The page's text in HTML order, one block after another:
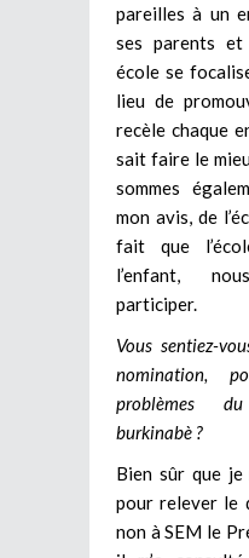
pareilles à un
ses parents et
école se
lieu de
recèle chaque
sait faire le
sommes
mon avis, de
fait que
l’enfant,
participer.
Vous sentiez-
nomination,
problèmes
burkinabè ?
Bien sûr que je
pour relever le
non à SEM le